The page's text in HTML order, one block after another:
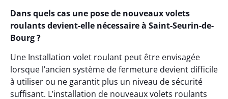
Dans quels cas une pose de nouveaux volets
roulants devient-elle nécessaire à Saint-Seurin-de-
Bourg ?
Une Installation volet roulant peut être envisagée
lorsque l’ancien système de fermeture devient difficile
à utiliser ou ne garantit plus un niveau de sécurité
suffisant. L’installation de nouveaux volets roulants